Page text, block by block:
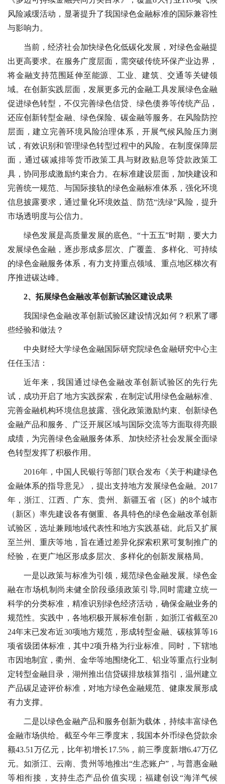
风险减缓活动，显著提升了我国绿色金融标准的国际兼容性
与影响力。
当前，经济社会加快绿色化低碳化发展，对绿色金融提
出更高要求。在服务广度层面，需突破传统环保产业边界，
将金融支持范围延伸至能源、工业、建筑、交通等关键领
域。在创新实践层面，发展更多元的金融工具发展绿色金融
促进绿色转型，不仅完善绿色信贷、绿色债券等传统产品，
还应创新转型金融、绿色保险、碳金融等服务。在风险防控
层面，建立完善环境风险治理体系，开展气候风险压力测
试，有效识别和管理绿色转型过程中的风险。在制度保障层
面，通过碳减排等货币政策工具与财政贴息等贷款政策工
具，协同形成激励约束合力。在标准建设层面，加快建设和
完善统一规范、与国际接轨的绿色金融标准体系，强化环境
信息披露要求，通过量化环境效益、防范“洗绿”风险，提升
市场透明度与公信力。
绿色发展是高质量发展的底色。“十五五”时期，要大力
发展绿色金融，逐步形成多层次、广覆盖、多样化、可持续
的绿色金融服务体系，有力支持重点领域、重点地区梯次有
序推进碳达峰。
2、拓展绿色金融改革创新试验区建设成果
我国绿色金融改革创新试验区建设情况如何？积累了哪
些经验和做法？
中央财经大学绿色金融国际研究院绿色金融研究中心主
任任玉洁：
近年来，我国通过绿色金融改革创新试验区的先行先
试，成功开启了地方实践探索，在制定试用绿色金融标准、
完善金融机构环境信息披露、强化政策激励约束、创新绿色
金融产品和服务、广泛开展区域与国际交流等方面取得亮眼
成绩，为完善绿色金融服务体系、加快经济社会发展全面绿
色转型发挥了积极作用。
2016年，中国人民银行等部门联合发布《关于构建绿色
金融体系的指导意见》，提出支持地方发展绿色金融。2017
年，浙江、江西、广东、贵州、新疆五省（区）的8个城市
（新区）率先建设各有侧重、各具特色的绿色金融改革创新
试验区，选址兼顾地域代表性和地方实践基础。此后又扩展
至兰州、重庆等地，旨在通过差异化探索积累可复制推广的
经验，在更广地区形成多层次、多样化的创新发展格局。
一是以政策与标准为引领，规范绿色金融发展。绿色金
融在市场机制尚未健全阶段亟须政策引导,同时需建立统一
科学的分类标准，精准识别绿色经济活动，确保金融业务的
规范性。实践中，各地积极开展标准创新，如浙江省截至20
24年末已发布近30项地方规范，形成转型金融、碳核算等16
项省级团体标准，其中2项升格为行业标准。同时，下辖地
市因地制宜，衢州、金华等地围绕化工、铝业等重点行业制
定转型金融目录，湖州推出信贷碳排放核算指引，温州建立
产品碳足迹评价标准，对地方绿色金融规范、健康发展形成
有力支撑。
二是以绿色金融产品和服务创新为载体，持续丰富绿色
金融市场供给。截至今年三季度末，我国本外币绿色贷款余
额43.51万亿元，比年初增长17.5%，前三季度新增6.47万亿
元。如浙江、云南、贵州等地推出“生态账户”，与普惠金融
等相衔接，支持生态产品价值实现；福建创设“海洋气候